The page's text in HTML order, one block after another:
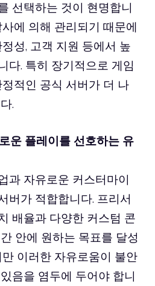
선택하는 것이 현명합니
에 의해 관리되기 때문에
성, 고객 지원 등에서 높
다. 특히 장기적으로 게임
적인 공식 서버가 더 나
.
운 플레이를 선호하는 유
과 자유로운 커스터마이
버가 적합합니다. 프리서
배율과 다양한 커스텀 콘
안에 원하는 목표를 달성
이러한 자유로움이 불안
음을 염두에 두어야 합니